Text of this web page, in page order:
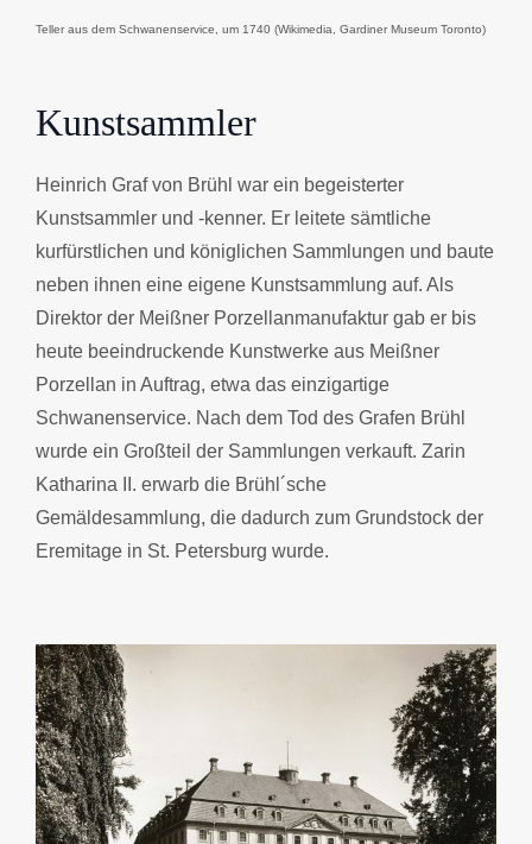
Teller aus dem Schwanenservice, um 1740 (Wikimedia, Gardiner Museum Toronto)
Kunstsammler
Heinrich Graf von Brühl war ein begeisterter
Kunstsammler und -kenner. Er leitete sämtliche
kurfürstlichen und königlichen Sammlungen und baute
neben ihnen eine eigene Kunstsammlung auf. Als
Direktor der Meißner Porzellanmanufaktur gab er bis
heute beeindruckende Kunstwerke aus Meißner
Porzellan in Auftrag, etwa das einzigartige
Schwanenservice. Nach dem Tod des Grafen Brühl
wurde ein Großteil der Sammlungen verkauft. Zarin
Katharina II. erwarb die Brühl´sche
Gemäldesammlung, die dadurch zum Grundstock der
Eremitage in St. Petersburg wurde.